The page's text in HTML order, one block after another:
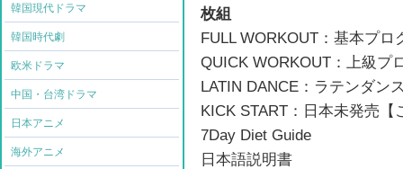
韓国現代ドラマ
韓国時代劇
欧米ドラマ
中国・台湾ドラマ
日本アニメ
海外アニメ
枚組
FULL WORKOUT：基本プロ
QUICK WORKOUT：上級プ
LATIN DANCE：ラテンダン
KICK START：日本未発売
7Day Diet Guide
日本語説明書